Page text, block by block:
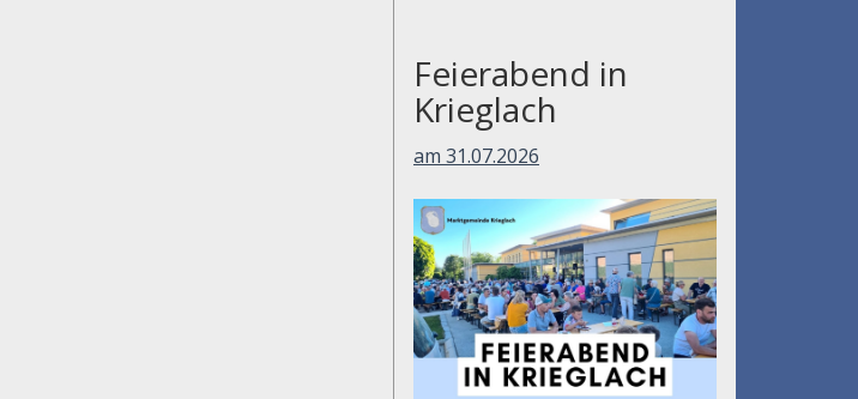
Feierabend in
Krieglach
am 31.07.2026